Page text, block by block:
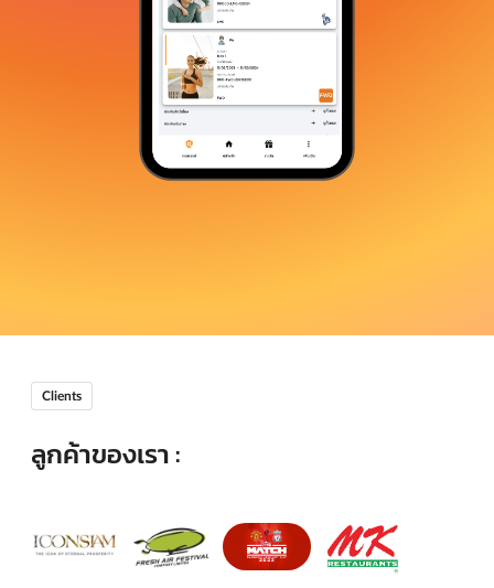
Clients
ลูกค้าของเรา :